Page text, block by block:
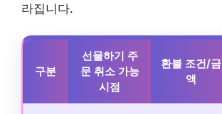
라집니다.
구분
선물하기 주
문 취소 가능
시점
환불 조건/금
액